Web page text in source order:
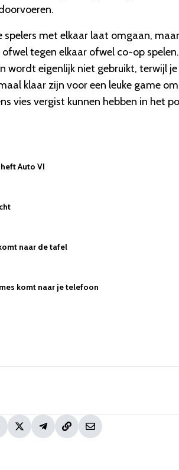
met elkaar laat omgaan,
tegen elkaar ofwel co-op
wordt eigenlijk niet gebruikt, terwijl
klaar zijn voor een leuke game
vies vergist kunnen hebben in het
Auto VI
naar de tafel
komt naar je telefoon